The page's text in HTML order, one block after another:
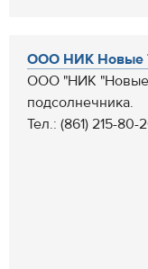
ООО НИК Новые
ООО "НИК "Новые
подсолнечника.
Тел.: (861) 215-80-